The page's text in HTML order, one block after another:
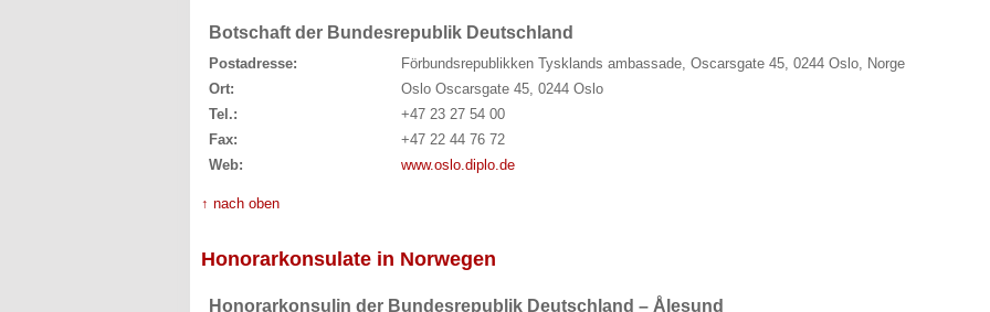
Botschaft der Bundesrepublik Deutschland
Postadresse:
Förbundsrepublikken Tysklands ambassade, Oscarsgate 45, 0244 Oslo, Norge
Ort:
Oslo Oscarsgate 45, 0244 Oslo
Tel.:
+47 23 27 54 00
Fax:
+47 22 44 76 72
Web:
www.oslo.diplo.de
↑ nach oben
Honorarkonsulate in Norwegen
Honorarkonsulin der Bundesrepublik Deutschland – Ålesund